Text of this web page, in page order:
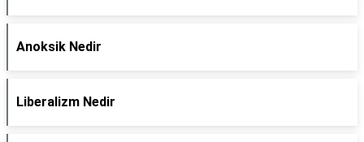
Anoksik Nedir
Liberalizm Nedir